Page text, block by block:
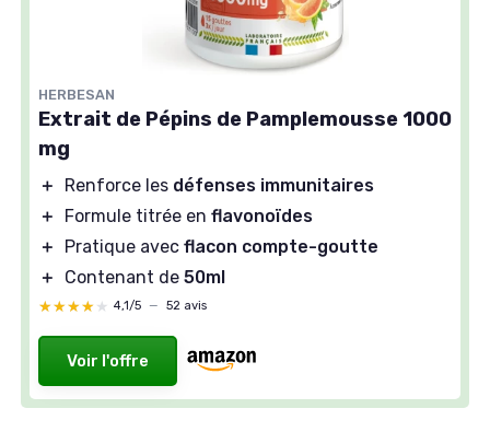
HERBESAN
Extrait de Pépins de Pamplemousse 1000
mg
＋ Renforce les défenses immunitaires
＋
Formule titrée en flavonoïdes
＋
Pratique avec flacon compte-goutte
＋
Contenant de 50ml
★★★★★
★★★★★ 4,1/5 — 52 avis
Voir l'offre